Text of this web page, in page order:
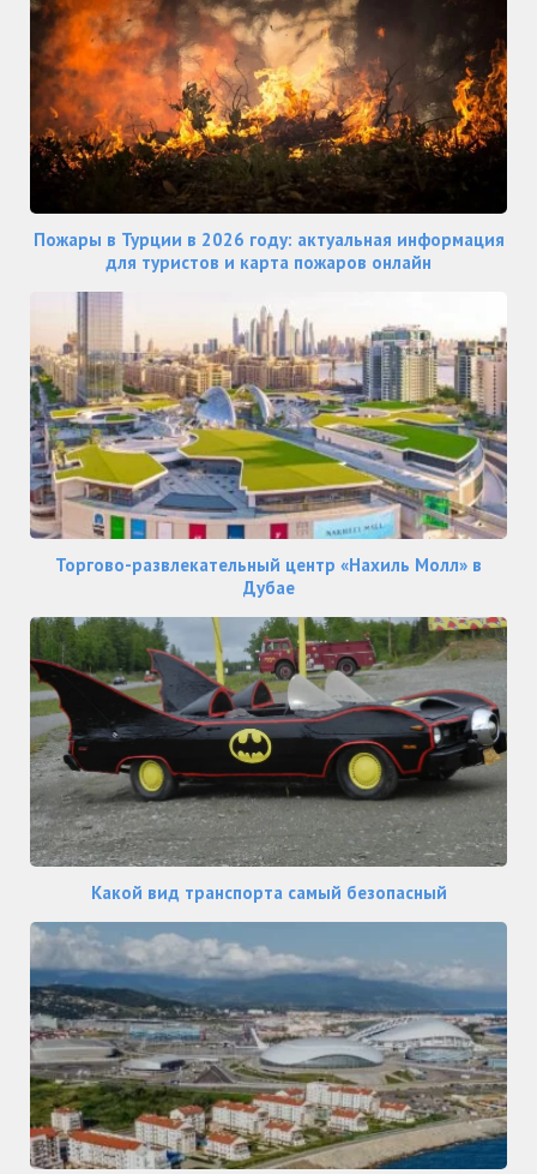
Пожары в Турции в 2026 году: актуальная информация
для туристов и карта пожаров онлайн
Торгово-развлекательный центр «Нахиль Молл» в
Дубае
Какой вид транспорта самый безопасный